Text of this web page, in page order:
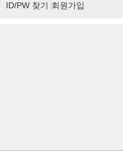
ID/PW 찾기 회원가입